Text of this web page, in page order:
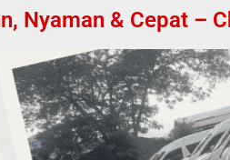
Nyaman & Cepat –